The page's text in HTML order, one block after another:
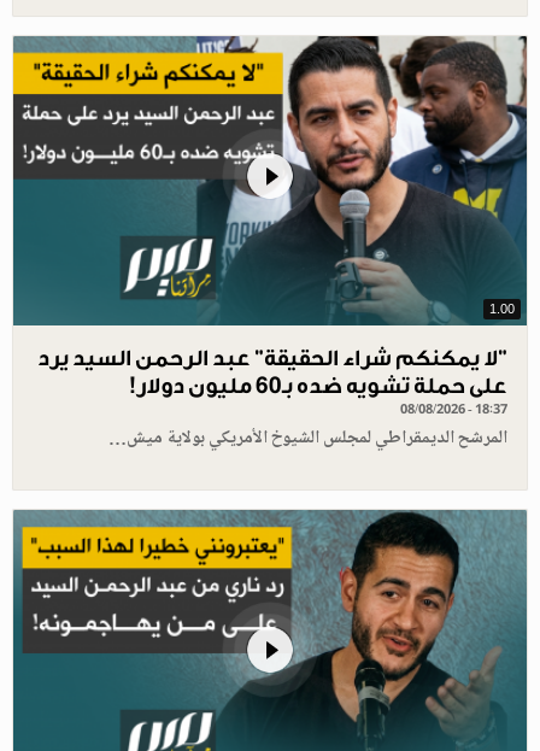
1.00
"لا يمكنكم شراء الحقيقة" عبد الرحمن السيد يرد
على حملة تشويه ضده بـ60 مليون دولار!
08/08/2026 - 18:37
المرشح الديمقراطي لمجلس الشيوخ الأمريكي بولاية ميش…